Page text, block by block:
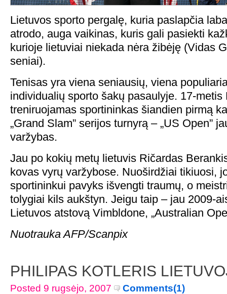
Lietuvos sporto pergalę, kuria paslapčia
atrodo, auga vaikinas, kuris gali pasiekti
kurioje lietuviai niekada nėra žibėję (Vidas
seniai).
Tenisas yra viena seniausių, viena
individualių sporto šakų pasaulyje. 17-
treniruojamas sportininkas šiandien pirmą
„Grand Slam” serijos turnyrą – „US Open”
varžybas.
Jau po kokių metų lietuvis Ričardas
kovas vyrų varžybose. Nuoširdžiai tikiuosi,
sportininkui pavyks išvengti traumų, o
tolygiai kils aukštyn. Jeigu taip – jau 2009-
Lietuvos atstovą Vimbldone, „Australian
Nuotrauka AFP/Scanpix
PHILIPAS KOTLERIS
Posted 9 rugsėjo, 2007 Comments(1)